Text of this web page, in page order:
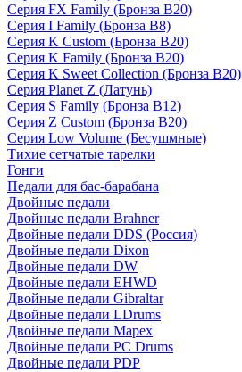
Серия FX Family (Бронза B20)
Серия I Family (Бронза B8)
Серия K Custom (Бронза B20)
Серия K Family (Бронза B20)
Серия K Sweet Collection (Бронза B20)
Серия Planet Z (Латунь)
Серия S Family (Бронза B12)
Серия Z Custom (Бронза B20)
Серия Low Volume (Бесушмные)
Тихие сетчатые тарелки
Гонги
Педали для бас-барабана
Двойные педали
Двойные педали Brahner
Двойные педали DDS (Россия)
Двойные педали Dixon
Двойные педали DW
Двойные педали EHWD
Двойные педали Gibraltar
Двойные педали LDrums
Двойные педали Mapex
Двойные педали PC Drums
Двойные педали PDP